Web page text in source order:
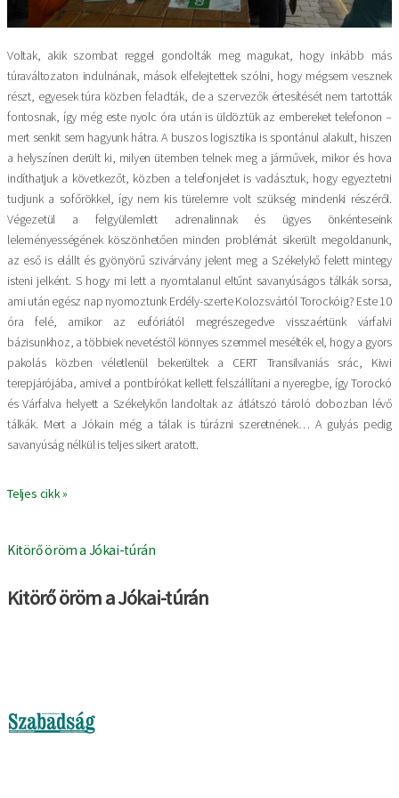
Voltak, akik szombat reggel gondolták meg magukat, hogy inkább más
túraváltozaton indulnának, mások elfelejtettek szólni, hogy mégsem vesznek
részt, egyesek túra közben feladták, de a szervezők értesítését nem tartották
fontosnak, így még este nyolc óra után is üldöztük az embereket telefonon –
mert senkit sem hagyunk hátra. A buszos logisztika is spontánul alakult, hiszen
a helyszínen derült ki, milyen ütemben telnek meg a járművek, mikor és hova
indíthatjuk a következőt, közben a telefonjelet is vadásztuk, hogy egyeztetni
tudjunk a sofőrökkel, így nem kis türelemre volt szükség mindenki részéről.
Végezetül a felgyülemlett adrenalinnak és ügyes önkénteseink
leleményességének köszönhetően minden problémát sikerült megoldanunk,
az eső is elállt és gyönyörű szivárvány jelent meg a Székelykő felett mintegy
isteni jelként. S hogy mi lett a nyomtalanul eltűnt savanyúságos tálkák sorsa,
ami után egész nap nyomoztunk Erdély-szerte Kolozsvártól Torockóig? Este 10
óra felé, amikor az eufóriától megrészegedve visszaértünk várfalvi
bázisunkhoz, a többiek nevetéstől könnyes szemmel mesélték el, hogy a gyors
pakolás közben véletlenül bekerültek a CERT Transilvaniás srác, Kiwi
terepjárójába, amivel a pontbírókat kellett felszállítani a nyeregbe, így Torockó
és Várfalva helyett a Székelykőn landoltak az átlátszó tároló dobozban lévő
tálkák. Mert a Jókain még a tálak is túrázni szeretnének… A gulyás pedig
savanyúság nélkül is teljes sikert aratott.
Teljes cikk »
Kitörő öröm a Jókai-túrán
Kitörő öröm a Jókai-túrán